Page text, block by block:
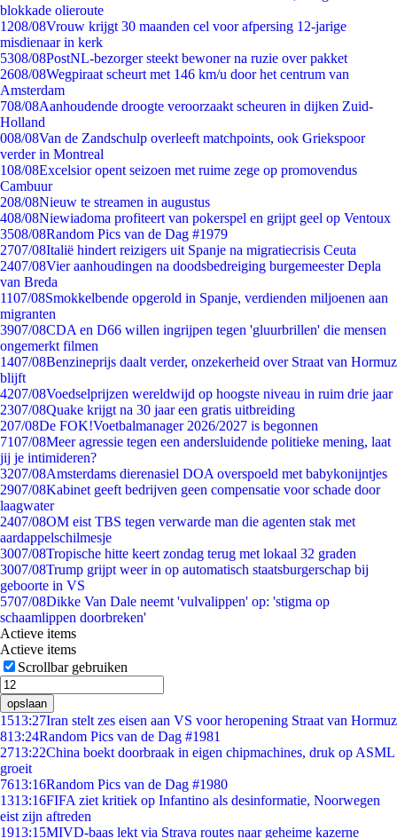
blokkade olieroute
1208/08Vrouw krijgt 30 maanden cel voor afpersing 12-jarige
misdienaar in kerk
5308/08PostNL-bezorger steekt bewoner na ruzie over pakket
2608/08Wegpiraat scheurt met 146 km/u door het centrum van
Amsterdam
708/08Aanhoudende droogte veroorzaakt scheuren in dijken Zuid-
Holland
008/08Van de Zandschulp overleeft matchpoints, ook Griekspoor
verder in Montreal
108/08Excelsior opent seizoen met ruime zege op promovendus
Cambuur
208/08Nieuw te streamen in augustus
408/08Niewiadoma profiteert van pokerspel en grijpt geel op Ventoux
3508/08Random Pics van de Dag #1979
2707/08Italië hindert reizigers uit Spanje na migratiecrisis Ceuta
2407/08Vier aanhoudingen na doodsbedreiging burgemeester Depla
van Breda
1107/08Smokkelbende opgerold in Spanje, verdienden miljoenen aan
migranten
3907/08CDA en D66 willen ingrijpen tegen 'gluurbrillen' die mensen
ongemerkt filmen
1407/08Benzineprijs daalt verder, onzekerheid over Straat van Hormuz
blijft
4207/08Voedselprijzen wereldwijd op hoogste niveau in ruim drie jaar
2307/08Quake krijgt na 30 jaar een gratis uitbreiding
207/08De FOK!Voetbalmanager 2026/2027 is begonnen
7107/08Meer agressie tegen een andersluidende politieke mening, laat
jij je intimideren?
3207/08Amsterdams dierenasiel DOA overspoeld met babykonijntjes
2907/08Kabinet geeft bedrijven geen compensatie voor schade door
laagwater
2407/08OM eist TBS tegen verwarde man die agenten stak met
aardappelschilmesje
3007/08Tropische hitte keert zondag terug met lokaal 32 graden
3007/08Trump grijpt weer in op automatisch staatsburgerschap bij
geboorte in VS
5707/08Dikke Van Dale neemt 'vulvalippen' op: 'stigma op
schaamlippen doorbreken'
Actieve items
Actieve items
Scrollbar gebruiken
opslaan
1513:27Iran stelt zes eisen aan VS voor heropening Straat van Hormuz
813:24Random Pics van de Dag #1981
2713:22China boekt doorbraak in eigen chipmachines, druk op ASML
groeit
7613:16Random Pics van de Dag #1980
1313:16FIFA ziet kritiek op Infantino als desinformatie, Noorwegen
eist zijn aftreden
1913:15MIVD-baas lekt via Strava routes naar geheime kazerne